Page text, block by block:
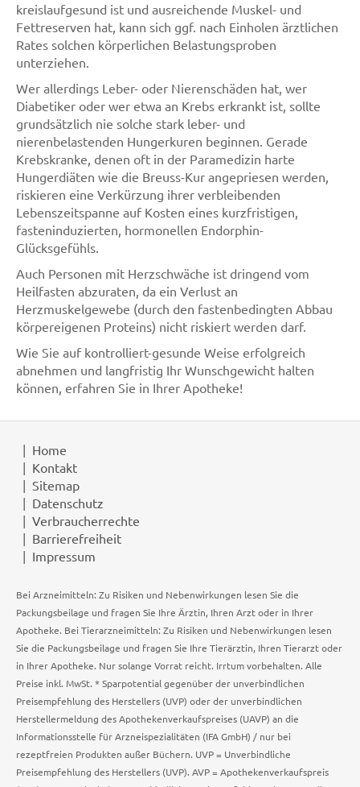
kreislaufgesund ist und ausreichende Muskel- und
Fettreserven hat, kann sich ggf. nach Einholen ärztlichen
Rates solchen körperlichen Belastungsproben
unterziehen.
Wer allerdings Leber- oder Nierenschäden hat, wer
Diabetiker oder wer etwa an Krebs erkrankt ist, sollte
grundsätzlich nie solche stark leber- und
nierenbelastenden Hungerkuren beginnen. Gerade
Krebskranke, denen oft in der Paramedizin harte
Hungerdiäten wie die Breuss-Kur angepriesen werden,
riskieren eine Verkürzung ihrer verbleibenden
Lebenszeitspanne auf Kosten eines kurzfristigen,
fasteninduzierten, hormonellen Endorphin-
Glücksgefühls.
Auch Personen mit Herzschwäche ist dringend vom
Heilfasten abzuraten, da ein Verlust an
Herzmuskelgewebe (durch den fastenbedingten Abbau
körpereigenen Proteins) nicht riskiert werden darf.
Wie Sie auf kontrolliert-gesunde Weise erfolgreich
abnehmen und langfristig Ihr Wunschgewicht halten
können, erfahren Sie in Ihrer Apotheke!
Home
Kontakt
Sitemap
Datenschutz
Verbraucherrechte
Barrierefreiheit
Impressum
Bei Arzneimitteln: Zu Risiken und Nebenwirkungen lesen Sie die
Packungsbeilage und fragen Sie Ihre Ärztin, Ihren Arzt oder in Ihrer
Apotheke. Bei Tierarzneimitteln: Zu Risiken und Nebenwirkungen lesen
Sie die Packungsbeilage und fragen Sie Ihre Tierärztin, Ihren Tierarzt oder
in Ihrer Apotheke. Nur solange Vorrat reicht. Irrtum vorbehalten. Alle
Preise inkl. MwSt. * Sparpotential gegenüber der unverbindlichen
Preisempfehlung des Herstellers (UVP) oder der unverbindlichen
Herstellermeldung des Apothekenverkaufspreises (UAVP) an die
Informationsstelle für Arzneispezialitäten (IFA GmbH) / nur bei
rezeptfreien Produkten außer Büchern. UVP = Unverbindliche
Preisempfehlung des Herstellers (UVP). AVP = Apothekenverkaufspreis